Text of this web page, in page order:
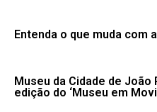
Entenda o que muda com
Museu da Cidade de
edição do ‘Museu em